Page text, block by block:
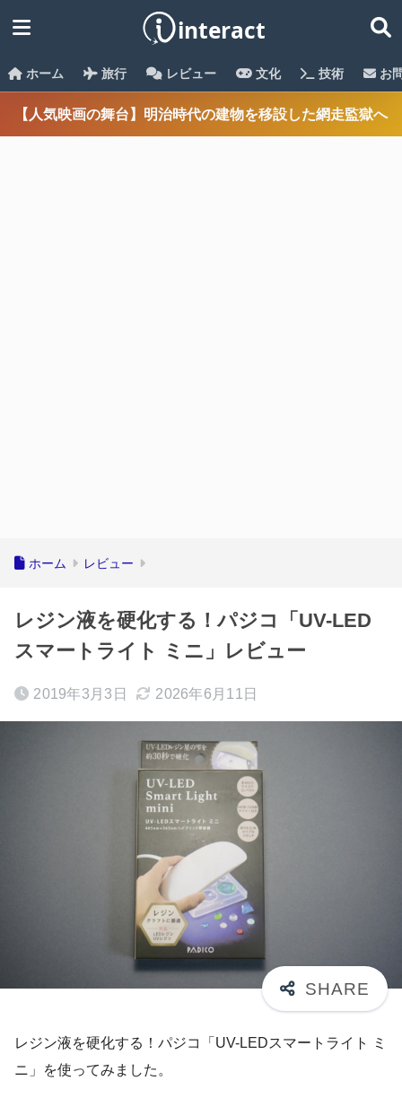
ホーム 旅行 レビュー 文化 技術 お
【人気映画の舞台】明治時代の建物を移設した網走監獄へ
ホーム レビュー
レジン液を硬化する！パジコ「UV-LED
スマートライト ミニ」レビュー
2019年3月3日 2026年6月11日
レジン液を硬化する！パジコ「UV-LEDスマートライト ミ
ニ」を使ってみました。